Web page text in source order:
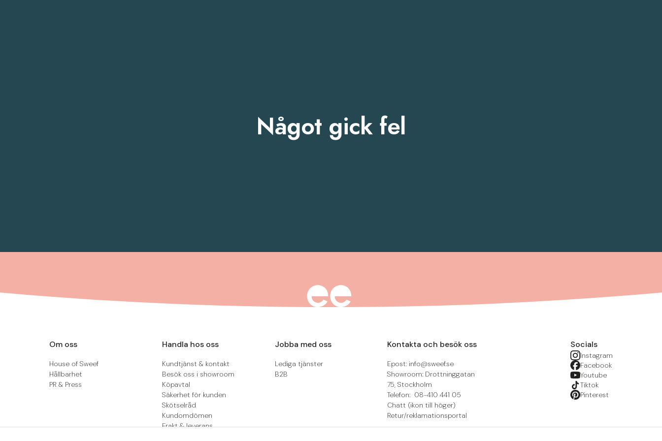
Något gick fel
Om oss
House of Sweef
Hållbarhet
PR & Press
Handla hos oss
Kundtjänst & kontakt
Besök oss i showroom
Köpavtal
Säkerhet för kunden
Skötselråd
Kundomdömen
Frakt & leverans
Jobba med oss
Lediga tjänster
B2B
Kontakta och besök oss
Epost: info@sweef.se
Showroom: Drottninggatan
75, Stockholm
Telefon: 08-410 441 05
Chatt (ikon till höger)
Retur/reklamationsportal
Socials
Instagram
Facebook
Youtube
Tiktok
Pinterest